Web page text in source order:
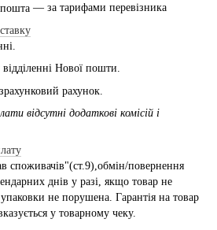
— за тарифами перевізника
Нової пошти.
рахунок.
відсутні додаткові комісій і
споживачів"(ст.9),обмін/повернення
днів у разі, якщо товар не
не порушена. Гарантія на товар
у товарному чеку.